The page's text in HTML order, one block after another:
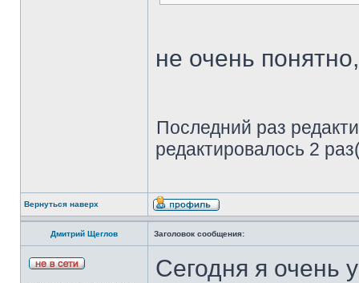
не очень
Последний раз
редактировалось 2
Вернуться наверх
Дмитрий Щеглов Заголовок сообщения:
Сегодня я очень